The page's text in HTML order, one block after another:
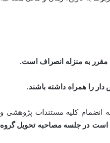
مقرر به منزله انصراف است.
را همراه داشته باشند.
انضمام کلیه مستندات پژوهشی و
است در جلسه مصاحبه تحویل گروه